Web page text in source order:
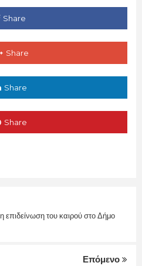
Share
Share
Share
Share
επιδείνωση του καιρού στο Δήμο
Επόμενο